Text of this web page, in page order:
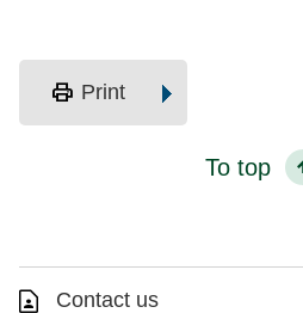
print Print
To top
Contact us